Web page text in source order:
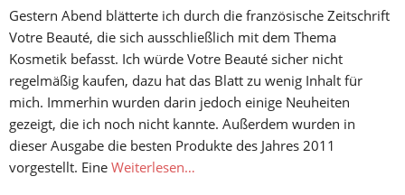
Gestern Abend blätterte ich durch die französische Zeitschrift
Votre Beauté, die sich ausschließlich mit dem Thema
Kosmetik befasst. Ich würde Votre Beauté sicher nicht
regelmäßig kaufen, dazu hat das Blatt zu wenig Inhalt für
mich. Immerhin wurden darin jedoch einige Neuheiten
gezeigt, die ich noch nicht kannte. Außerdem wurden in
dieser Ausgabe die besten Produkte des Jahres 2011
vorgestellt. Eine Weiterlesen…